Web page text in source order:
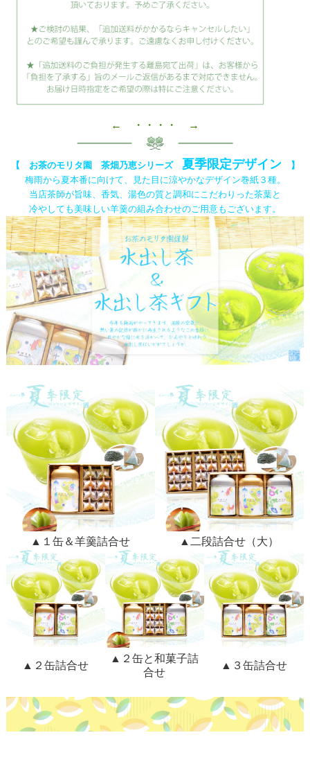
← ・・・・ →
【 お茶のモリタ園 茶畑乃恵シリーズ 夏季限定デザイン】
梅雨から夏本番に向けて、見た目に涼やかなデザイン巻紙３種。
当店茶師が旨味、香気、湯色の質と調和にこだわりった茶葉と
冷やしても美味しい羊羹の組み合わせのご用意もございます。
▲１缶＆羊羹詰合せ ▲二段詰合せ（大）
▲２缶詰合せ
▲２缶と和菓子詰
合せ
▲３缶詰合せ